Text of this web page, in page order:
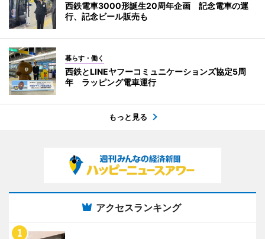
西鉄電車3000形誕生20周年企画 記念電車の運
行、記念ビール販売も
暮らす・働く
西鉄とLINEヤフーコミュニケーションズ協定5周
年 ラッピング電車運行
もっと見る
アクセスランキング